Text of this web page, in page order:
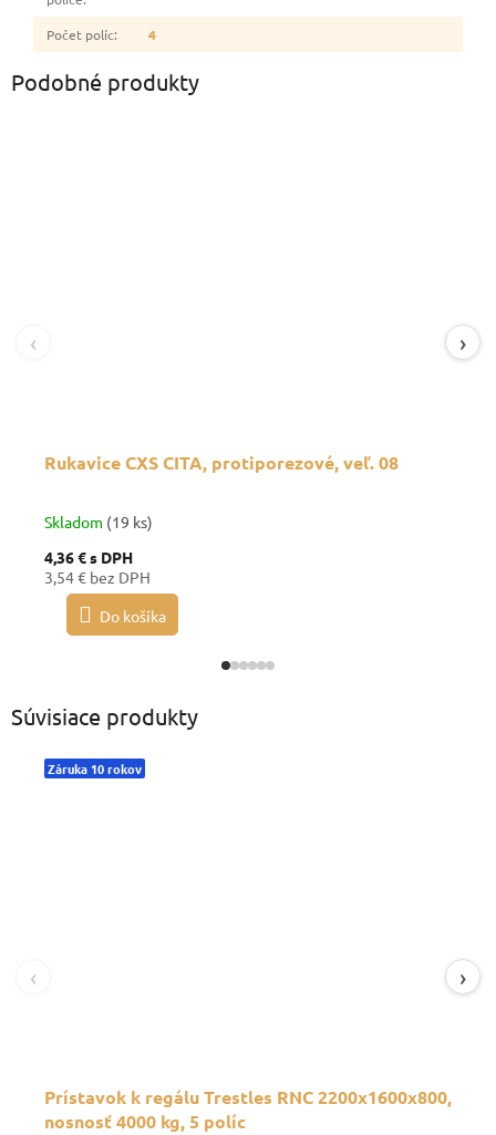
Počet políc: 4
Podobné produkty
Rukavice CXS CITA, protiporezové, veľ. 08
Skladom (19 ks)
4,36 €s DPH
3,54 € bez DPH
Do košíka
‹ ›
Súvisiace produkty
Záruka 10 rokov
Prístavok k regálu Trestles RNC 2200x1600x800,
nosnosť 4000 kg, 5 políc
‹ ›